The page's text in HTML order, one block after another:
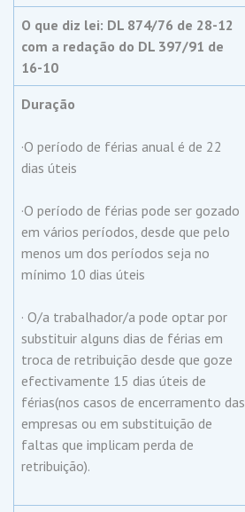
O que diz lei: DL 874/76 de 28-12
com a redação do DL 397/91 de
16-10
Duração
·O período de férias anual é de 22
dias úteis
·O período de férias pode ser gozado
em vários períodos, desde que pelo
menos um dos períodos seja no
mínimo 10 dias úteis
· O/a trabalhador/a pode optar por
substituir alguns dias de férias em
troca de retribuição desde que goze
efectivamente 15 dias úteis de
férias(nos casos de encerramento das
empresas ou em substituição de
faltas que implicam perda de
retribuição).